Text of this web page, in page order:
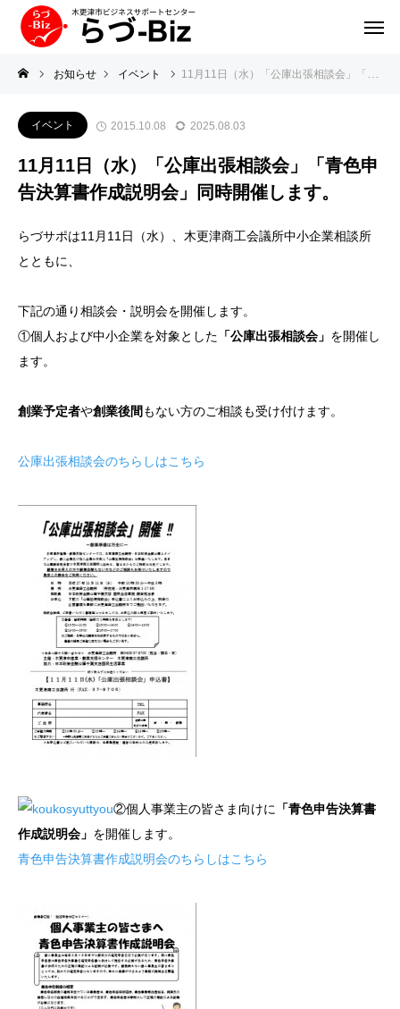
お知らせ イベント 11月11日（水）「公庫出張相談会」「青色申告決算書作成説明会」同時開催します。
イベント 2015.10.08 2025.08.03
11月11日（水）「公庫出張相談会」「青色申
告決算書作成説明会」同時開催します。
らづサポは11月11日（水）、木更津商工会議所中小企業相談所
とともに、
下記の通り相談会・説明会を開催します。
①個人および中小企業を対象とした 「公庫出張相談会」 を開催し
ます。
創業予定者や創業後間 もない方のご相談も受け付けます。
公庫出張相談会のちらしはこちら
②個人事業主の皆さま向けに
「青色申告決算書
作成説明会」 を開催します。
青色申告決算書作成説明会のちらしはこちら